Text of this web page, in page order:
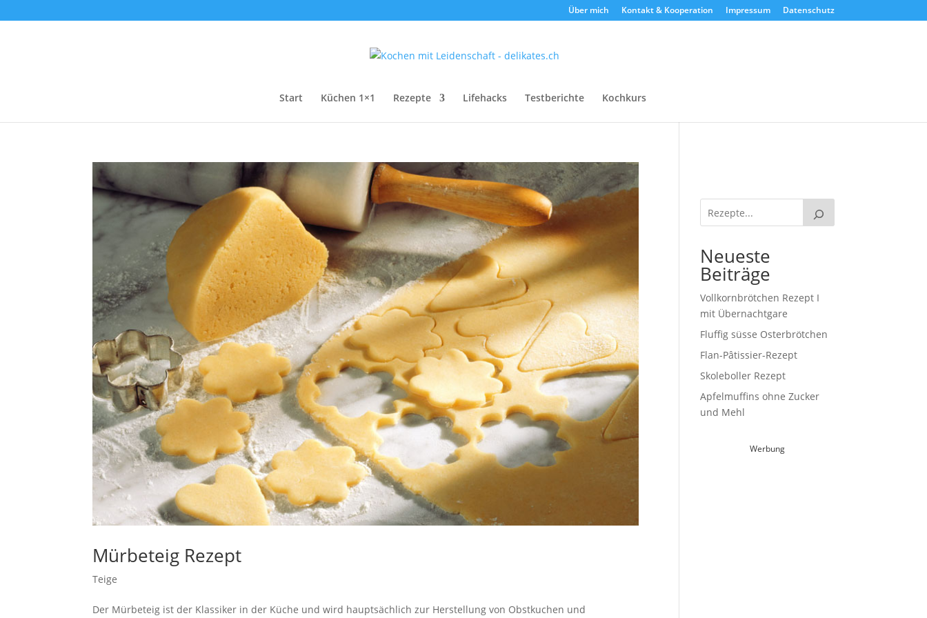
Über mich Kontakt & Kooperation Impressum Datenschutz
Start Küchen 1×1 Rezepte Lifehacks Testberichte Kochkurs
Mürbeteig Rezept
Teige
Der Mürbeteig ist der Klassiker in der Küche und wird hauptsächlich zur Herstellung von Obstkuchen und
Neueste
Beiträge
Vollkornbrötchen Rezept I
mit Übernachtgare
Fluffig süsse Osterbrötchen
Flan-Pâtissier-Rezept
Skoleboller Rezept
Apfelmuffins ohne Zucker
und Mehl
Werbung